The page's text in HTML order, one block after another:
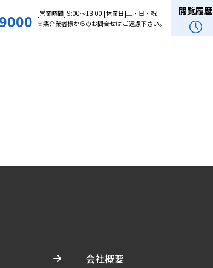
[営業時間] 9:00〜18:00 [休業日]土・日・祝
※媒介業者様からのお問合せは ご遠慮下さい。
閲覧履歴
会社概要